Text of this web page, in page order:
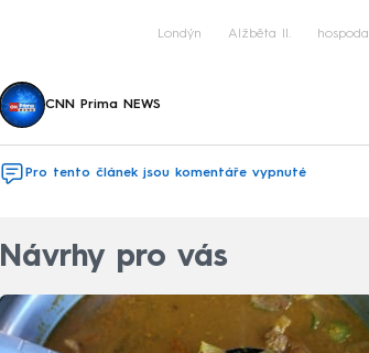
Londýn Alžběta II. hospoda
CNN Prima NEWS
Pro tento článek jsou komentáře vypnuté
Návrhy pro vás